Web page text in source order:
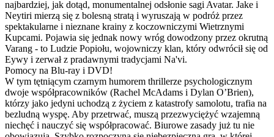
najbardziej, jak dotąd, monumentalnej odsłonie sagi Avatar. Jake i
Neytiri mierzą się z bolesną stratą i wyruszają w podróż przez
spektakularne i nieznane krainy z koczowniczymi Wietrznymi
Kupcami. Pojawia się jednak nowy wróg dowodzony przez okrutną
Varang - to Ludzie Popiołu, wojowniczy klan, który odwrócił się od
Eywy i zerwał z pradawnymi tradycjami Na'vi.
Pomocy na Blu-ray i DVD!
W tym tętniącym czarnym humorem thrillerze psychologicznym
dwoje współpracowników (Rachel McAdams i Dylan O’Brien),
którzy jako jedyni uchodzą z życiem z katastrofy samolotu, trafia na
bezludną wyspę. Aby przetrwać, muszą przezwyciężyć wzajemną
niechęć i nauczyć się współpracować. Biurowe zasady już tu nie